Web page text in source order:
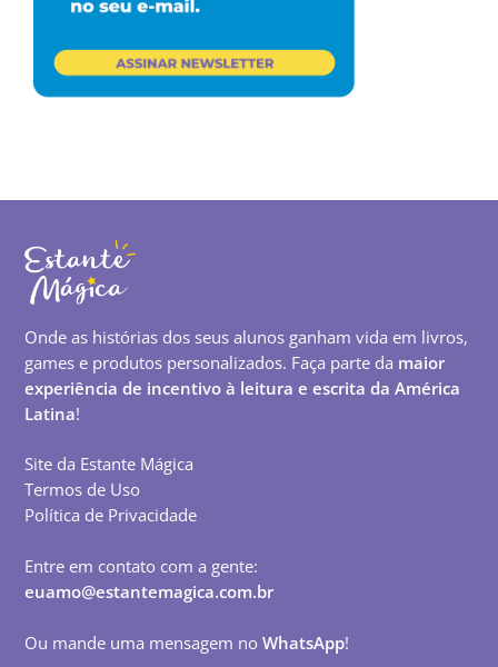
Onde as histórias dos seus alunos ganham vida em livros,
games e produtos personalizados. Faça parte da maior
experiência de incentivo à leitura e escrita da América
Latina!
Site da Estante Mágica
Termos de Uso
Política de Privacidade
Entre em contato com a gente:
euamo@estantemagica.com.br
Ou mande uma mensagem noWhatsApp!